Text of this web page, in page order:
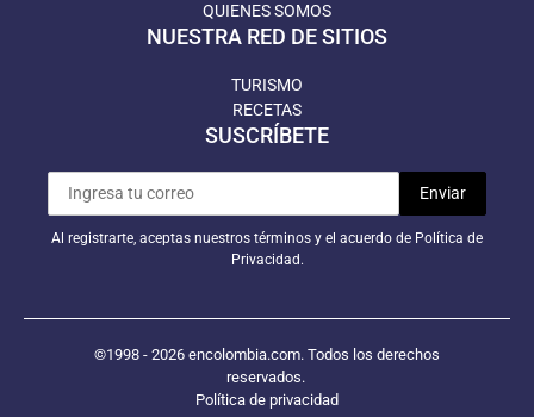
QUIENES SOMOS
NUESTRA RED DE SITIOS
TURISMO
RECETAS
SUSCRÍBETE
Al registrarte, aceptas nuestros términos y el acuerdo de Política de
Privacidad.
©1998 - 2026 encolombia.com. Todos los derechos
reservados.
Política de privacidad